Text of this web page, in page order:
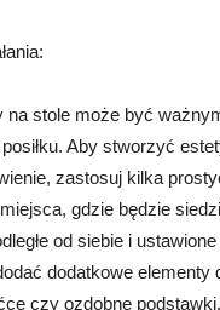
na stole może być
Aby stworzyć
zastosuj kilka
gdzie będzie
od siebie i
dodatkowe elementy
czy ozdobne